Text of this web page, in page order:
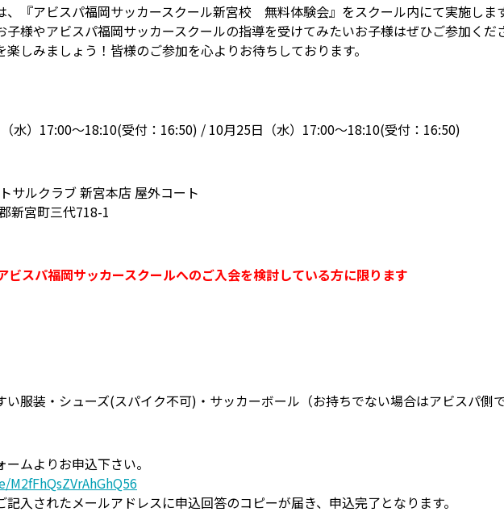
、『アビスパ福岡サッカースクール新宮校 無料体験会』をスクール内にて実施しま
子様やアビスパ福岡サッカースクールの指導を受けてみたいお子様はぜひご参加く
楽しみましょう！皆様のご参加を心よりお待ちしております。
水）17:00〜18:10(受付：16:50) / 10月25日（水）17:00〜18:10(受付：16:50)
サルクラブ 新宮本店 屋外コート
新宮町三代718-1
ビスパ福岡サッカースクールへのご入会を検討している方に限ります
い服装・シューズ(スパイク不可)・サッカーボール（お持ちでない場合はアビスパ側
ムよりお申込下さい。
入されたメールアドレスに申込回答のコピーが届き、申込完了となります。